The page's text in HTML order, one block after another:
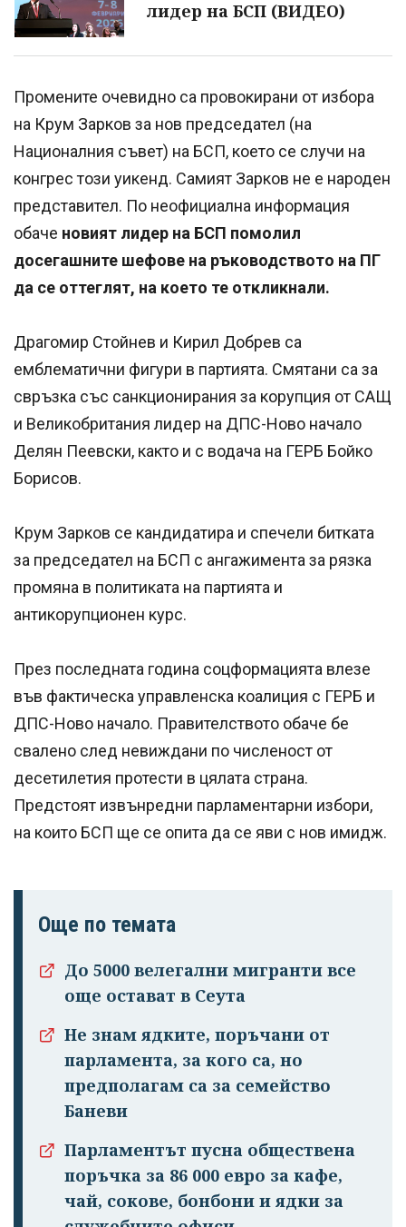
профила си!
лидер на БСП (ВИДЕО)
Промените очевидно са провокирани от избора
на Крум Зарков за нов председател (на
Националния съвет) на БСП, което се случи на
конгрес този уикенд. Самият Зарков не е народен
представител. По неофициална информация
обаче новият лидер на БСП помолил
досегашните шефове на ръководството на ПГ
да се оттеглят, на което те откликнали.
Драгомир Стойнев и Кирил Добрев са
емблематични фигури в партията. Смятани са за
свръзка със санкционирания за корупция от САЩ
и Великобритания лидер на ДПС-Ново начало
Делян Пеевски, както и с водача на ГЕРБ Бойко
Борисов.
Крум Зарков се кандидатира и спечели битката
за председател на БСП с ангажимента за рязка
промяна в политиката на партията и
антикорупционен курс.
През последната година соцформацията влезе
във фактическа управленска коалиция с ГЕРБ и
ДПС-Ново начало. Правителството обаче бе
свалено след невиждани по численост от
десетилетия протести в цялата страна.
Предстоят извънредни парламентарни избори,
на които БСП ще се опита да се яви с нов имидж.
Още по темата
До 5000 велегални мигранти все
още остават в Сеута
Не знам ядките, поръчани от
парламента, за кого са, но
предполагам са за семейство
Баневи
Парламентът пусна обществена
поръчка за 86 000 евро за кафе,
чай, сокове, бонбони и ядки за